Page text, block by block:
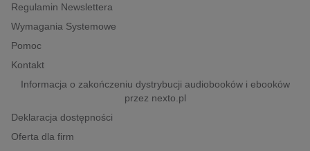
popularno-naukowe
historia
Regulamin Newslettera
Wymagania Systemowe
Pomoc
Kontakt
Informacja o zakończeniu dystrybucji audiobooków i ebooków
przez nexto.pl
Deklaracja dostępności
Oferta dla firm